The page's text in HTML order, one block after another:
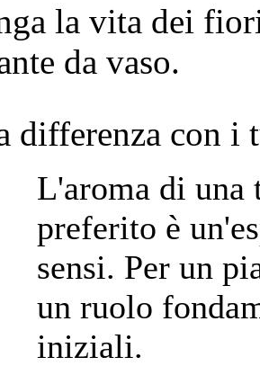
la vita dei
da vaso.
differenza con i
L'aroma di una
preferito è
sensi. Per un
un ruolo
iniziali.